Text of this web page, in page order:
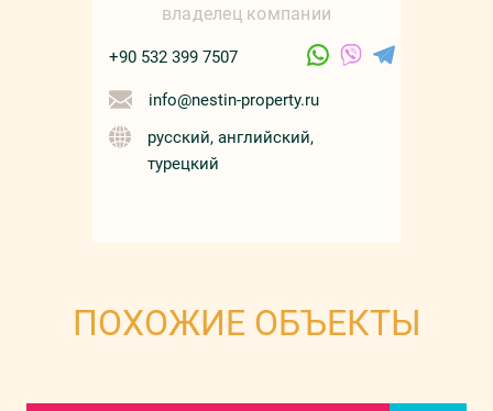
владелец компании
+90 532 399 7507
info@nestin-property.ru
русский, английский,
турецкий
ПОХОЖИЕ ОБЪЕКТЫ